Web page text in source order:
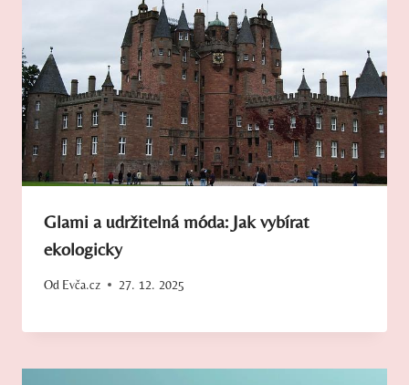
Glami a udržitelná móda: Jak vybírat
ekologicky
Od Evča.cz 27. 12. 2025